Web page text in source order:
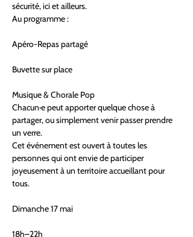
sécurité, ici et ailleurs.
Au programme :
Apéro-Repas partagé
Buvette sur place
Musique & Chorale Pop
Chacun·e peut apporter quelque chose à
partager, ou simplement venir passer prendre
un verre.
Cet événement est ouvert à toutes les
personnes qui ont envie de participer
joyeusement à un territoire accueillant pour
tous.
Dimanche 17 mai
18h–22h